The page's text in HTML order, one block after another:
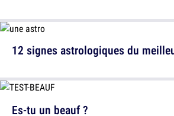
12 signes astrologiques du
Es-tu un beauf ?